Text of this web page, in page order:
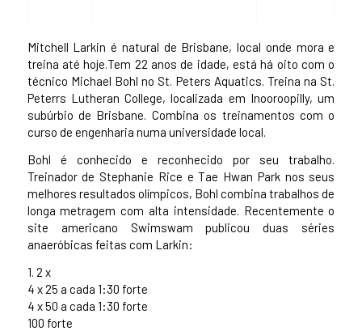
Mitchell Larkin é natural de Brisbane, local onde mora e
treina até hoje.Tem 22 anos de idade, está há oito com o
técnico Michael Bohl no St. Peters Aquatics. Treina na St.
Peterrs Lutheran College, localizada em Inooroopilly, um
subúrbio de Brisbane. Combina os treinamentos com o
curso de engenharia numa universidade local.
Bohl é conhecido e reconhecido por seu trabalho.
Treinador de Stephanie Rice e Tae Hwan Park nos seus
melhores resultados olímpicos, Bohl combina trabalhos de
longa metragem com alta intensidade. Recentemente o
site americano Swimswam publicou duas séries
anaeróbicas feitas com Larkin:
1. 2 x
4 x 25 a cada 1:30 forte
4 x 50 a cada 1:30 forte
100 forte